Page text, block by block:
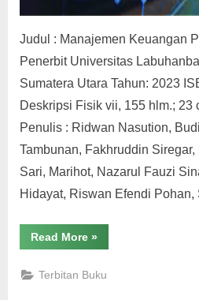
Judul : Manajemen Keuangan
Penerbit Universitas
Sumatera Utara Tahun: 2023
Deskripsi Fisik vii, 155 hlm.; 23
Penulis : Ridwan Nasution,
Tambunan, Fakhruddin
Sari, Marihot, Nazarul Fauzi
Hidayat, Riswan Efendi
Read More“Manajemen
Keuangan”
»
Terbitan Buku